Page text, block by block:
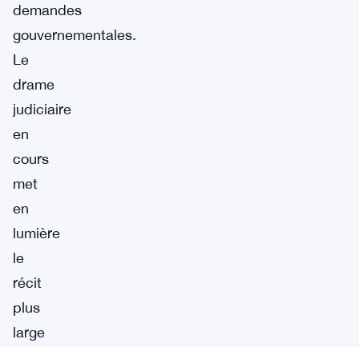
demandes
gouvernementales.
Le
drame
judiciaire
en
cours
met
en
lumière
le
récit
plus
large